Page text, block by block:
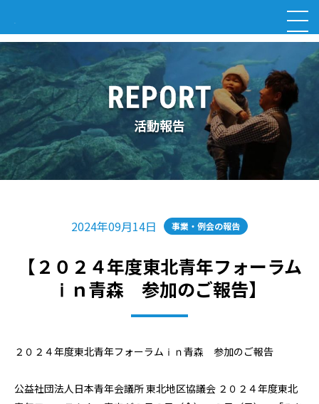
活動報告
2024年09月14日 事業・例会の報告
【２０２４年度東北青年フォーラム
ⅰｎ青森 参加のご報告】
２０２４年度東北青年フォーラムⅰｎ青森 参加のご報告
公益社団法人日本青年会議所 東北地区協議会 ２０２４年度東北